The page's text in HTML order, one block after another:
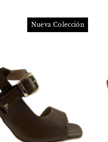
Nueva Colección